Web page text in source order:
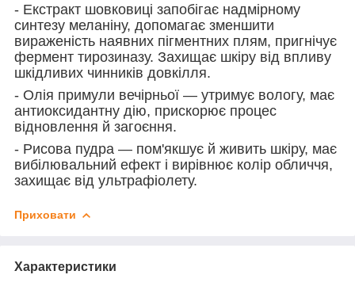
- Екстракт шовковиці запобігає надмірному
синтезу меланіну, допомагає зменшити
вираженість наявних пігментних плям, пригнічує
фермент тирозиназу. Захищає шкіру від впливу
шкідливих чинників довкілля.
- Олія примули вечірньої — утримує вологу, має
антиоксидантну дію, прискорює процес
відновлення й загоєння.
- Рисова пудра — пом'якшує й живить шкіру, має
вибілювальний ефект і вирівнює колір обличчя,
захищає від ультрафіолету.
Приховати
Характеристики